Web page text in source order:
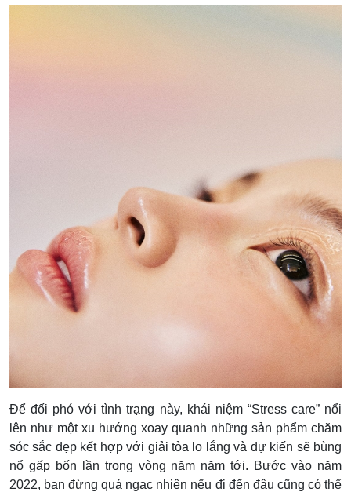
Để đối phó với tình trạng này, khái niệm “Stress care” nổi
lên như một xu hướng xoay quanh những sản phẩm chăm
sóc sắc đẹp kết hợp với giải tỏa lo lắng và dự kiến sẽ bùng
nổ gấp bốn lần trong vòng năm năm tới. Bước vào năm
2022, bạn đừng quá ngạc nhiên nếu đi đến đâu cũng có thể